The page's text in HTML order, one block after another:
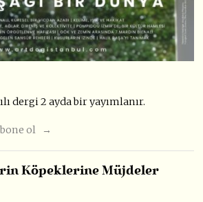
dergi 2 ayda bir yayımlanır.
ol →
Köpeklerine Müjdeler